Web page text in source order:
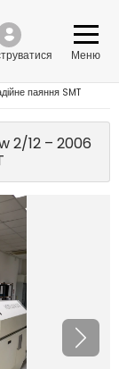
Меню
паяння SMT
2/12 – 2006